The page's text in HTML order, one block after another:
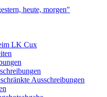
heute, morgen"
LK Cux
Ausschreibungen